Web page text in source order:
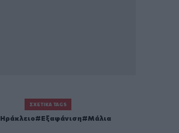
ΣΧΕΤΙΚΆ TAGS
Ηράκλειο Εξαφάνιση Μάλια